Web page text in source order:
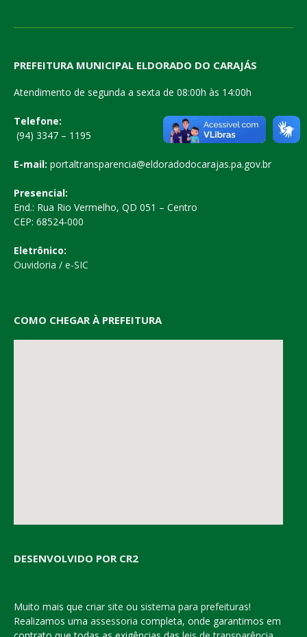
PREFEITURA MUNICIPAL ELDORADO DO CARAJÁS
Atendimento de segunda a sexta de 08:00h às 14:00h
Telefone:
(94) 3347 – 1195
E-mail: portaltransparencia@eldoradodocarajas.pa.gov.br
Presencial:
End.: Rua Rio Vermelho, QD 051 – Centro
CEP: 68524-000
Eletrônico:
Ouvidoria / e-SIC
COMO CHEGAR À PREFEITURA
DESENVOLVIDO POR CR2
Muito mais que criar site ou sistema para prefeituras!
Realizamos uma assessoria completa, onde garantimos em